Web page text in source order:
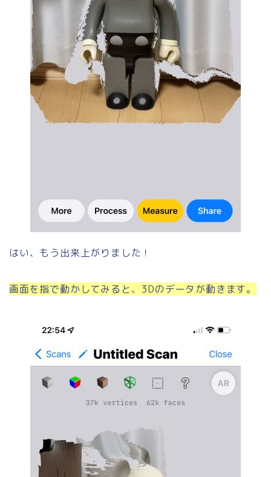
はい、もう出来上がりました！
画面を指で動かしてみると、3Dのデータが動きます。